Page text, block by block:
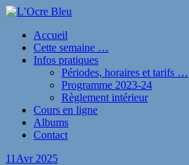
Accueil
Cette semaine …
Infos pratiques
Périodes, horaires et tarifs …
Programme 2023-24
Règlement intérieur
Cours en ligne
Albums
Contact
11 Avr 2025